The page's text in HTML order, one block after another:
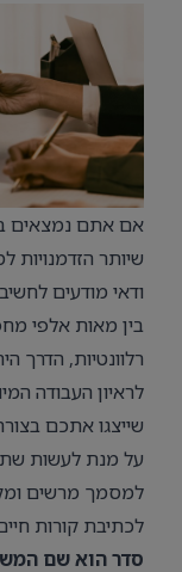
אם אתם נמצאים
שיותר
ודאי מודעים
בין מאות אלפי
רלוונטיות, הדרך
לראיון העבודה
שייצגו אתכם
על מנת לעשות
למסמך מרשים
לכתיבת קורות
סדר הוא שם